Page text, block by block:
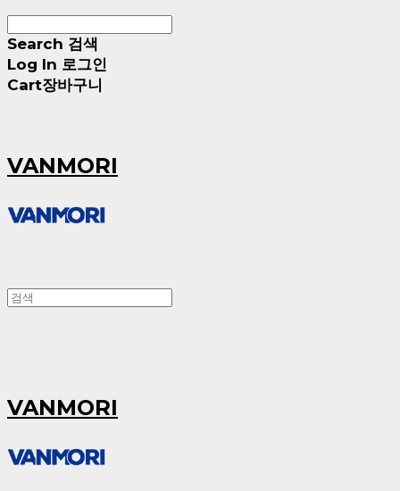
Search 검색
Log In 로그인
Cart장바구니
VANMORI
VANMORI